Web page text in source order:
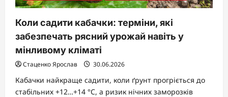
Коли садити кабачки: терміни, які
забезпечать рясний урожай навіть у
мінливому кліматі
Стаценко Ярослав 30.06.2026
Кабачки найкраще садити, коли ґрунт прогріється до
стабільних +12…+14 °C, а ризик нічних заморозків